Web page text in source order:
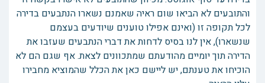
והתובעים לא הביאו שום ראיה שאמנם נשארו הנתבעים בדירה
לכל תקופה זו (ואינם אפילו טוענים שיודעים בעצמם
שנשארו), אין לנו בסיס לדחות את דברי הנתבעים שעזבו את
הדירה תוך יומיים מהודעתם שמתכוונים לצאת. אף שגם הם לא
הוכיחו את טענתם, יש ליישם כאן את הכלל שהמוציא מחבירו